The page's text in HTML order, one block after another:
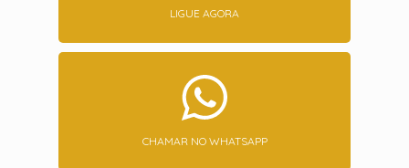
LIGUE AGORA
CHAMAR NO WHATSAPP